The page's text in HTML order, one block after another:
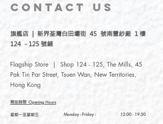
CONTACT US
旗艦店 | 新界荃灣白田壩街 45 號南豐紗廠 1 樓
124 - 125 號鋪
Flagship Store | Shop 124 - 125, The Mills, 45
Pak Tin Par Street, Tsuen Wan, New Territories,
Hong Kong
開放時間 Opening Hours
星期一至星期五 12:00 - 19:30
Monday - Friday :